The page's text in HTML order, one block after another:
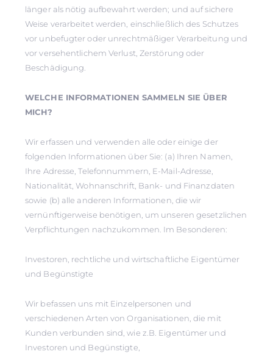
länger als nötig aufbewahrt werden; und auf sichere
Weise verarbeitet werden, einschließlich des Schutzes
vor unbefugter oder unrechtmäßiger Verarbeitung und
vor versehentlichem Verlust, Zerstörung oder
Beschädigung.
WELCHE INFORMATIONEN SAMMELN SIE ÜBER
MICH?
Wir erfassen und verwenden alle oder einige der
folgenden Informationen über Sie: (a) Ihren Namen,
Ihre Adresse, Telefonnummern, E-Mail-Adresse,
Nationalität, Wohnanschrift, Bank- und Finanzdaten
sowie (b) alle anderen Informationen, die wir
vernünftigerweise benötigen, um unseren gesetzlichen
Verpflichtungen nachzukommen. Im Besonderen:
Investoren, rechtliche und wirtschaftliche Eigentümer
und Begünstigte
Wir befassen uns mit Einzelpersonen und
verschiedenen Arten von Organisationen, die mit
Kunden verbunden sind, wie z.B. Eigentümer und
Investoren und Begünstigte,